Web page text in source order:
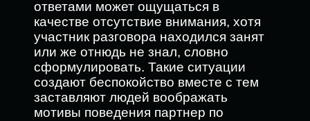
ответами может ощущаться в
качестве отсутствие внимания, хотя
участник разговора находился занят
или же отнюдь не знал, словно
сформулировать. Такие ситуации
создают беспокойство вместе с тем
заставляют людей воображать
мотивы поведения партнер по